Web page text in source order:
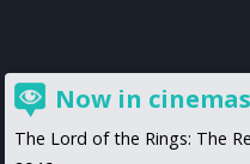
Now in cinemas
The Lord of the Rings: The